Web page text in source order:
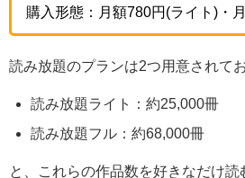
購入形態：月額780円(ライト)・
読み放題のプランは2つ用意されてお
読み放題ライト：約25,000冊
読み放題フル：約68,000冊
と、これらの作品数を好きなだけ読